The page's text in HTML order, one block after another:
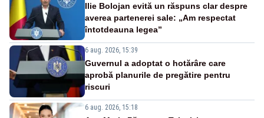
Ilie Bolojan evită un răspuns clar despre
averea partenerei sale: „Am respectat
întotdeauna legea”
6 aug. 2026, 15:39
Guvernul a adoptat o hotărâre care
aprobă planurile de pregătire pentru
riscuri
6 aug. 2026, 15:18